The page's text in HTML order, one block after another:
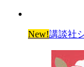
New!講談社